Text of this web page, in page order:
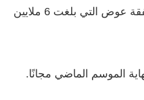
الزمالك باقي مستحقات صفقة عوض التي بلغت 6 ملايين
الموسم الماضي مجانًا.